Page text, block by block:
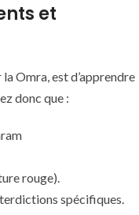
et
la Omra, est d’apprendre
donc que :
rouge).
spécifiques.